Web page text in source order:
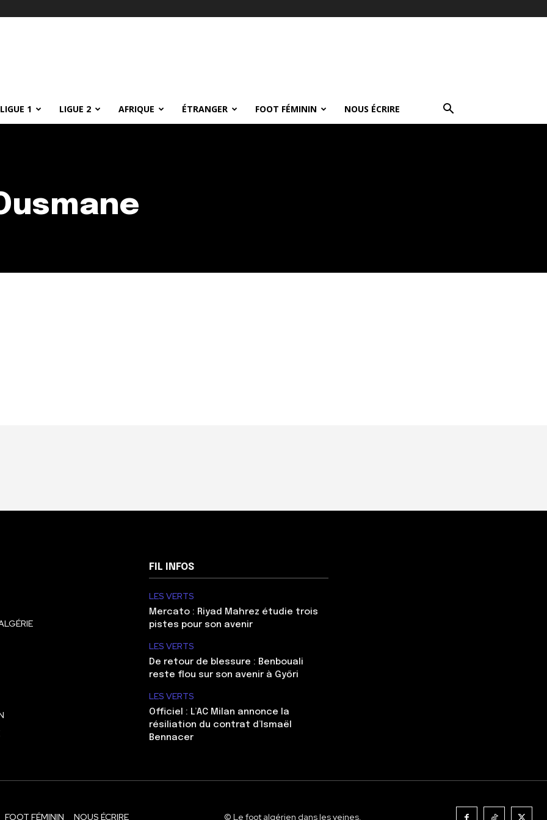
LIGUE 1 LIGUE 2 AFRIQUE ÉTRANGER FOOT FÉMININ NOUS ÉCRIRE
FIL INFOS
LES VERTS
Mercato : Riyad Mahrez étudie trois
pistes pour son avenir
LES VERTS
De retour de blessure : Benbouali
reste flou sur son avenir à Győri
LES VERTS
Officiel : L’AC Milan annonce la
résiliation du contrat d’Ismaël
Bennacer
FOOT FÉMININ NOUS ÉCRIRE © Le foot algérien dans les veines.